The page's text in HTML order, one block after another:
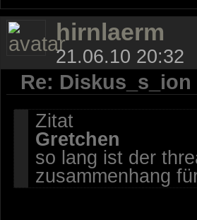
hirnlaerm
21.06.10 20:32
Re: Diskus_s_ion
Zitat
Gretchen
so lang ist der
zusammenhang